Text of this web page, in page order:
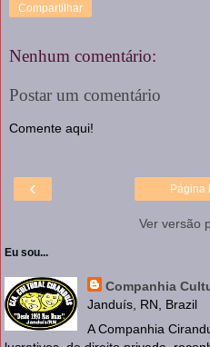
Compartilhar
Nenhum comentário:
Postar um comentário
Comente aqui!
‹ Página
Ver versão
Eu sou...
Companhia
Janduís, RN, Brazil
A Companhia